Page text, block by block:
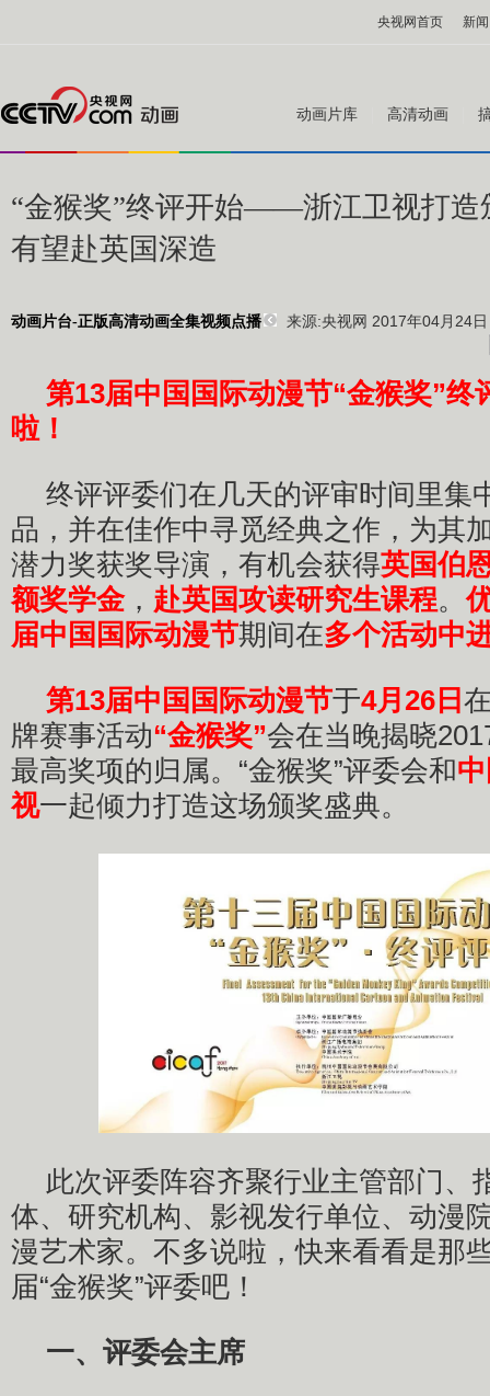
央视网首页 新闻
动画片库 高清动画
“金猴奖”终评开始——浙江卫视打造
有望赴英国深造
动画片台-正版高清动画全集视频点播 来源:央视网 2017年04月24
第13届中国国际动漫节“金猴奖”终
啦！
终评评委们在几天的评审时间里集
品，并在佳作中寻觅经典之作，为其
潜力奖获奖导演，有机会获得英国伯
额奖学金， 赴英国攻读研究生课程。
届中国国际动漫节期间在多个活动中
第13届中国国际动漫节于4月26日
牌赛事活动“金猴奖”会在当晚揭晓
最高奖项的归属。“金猴奖”评委会和
视一起倾力打造这场颁奖盛典。
此次评委阵容齐聚行业主管部门、
体、研究机构、影视发行单位、动漫
漫艺术家。不多说啦，快来看看是那
届“金猴奖”评委吧！
一、评委会主席